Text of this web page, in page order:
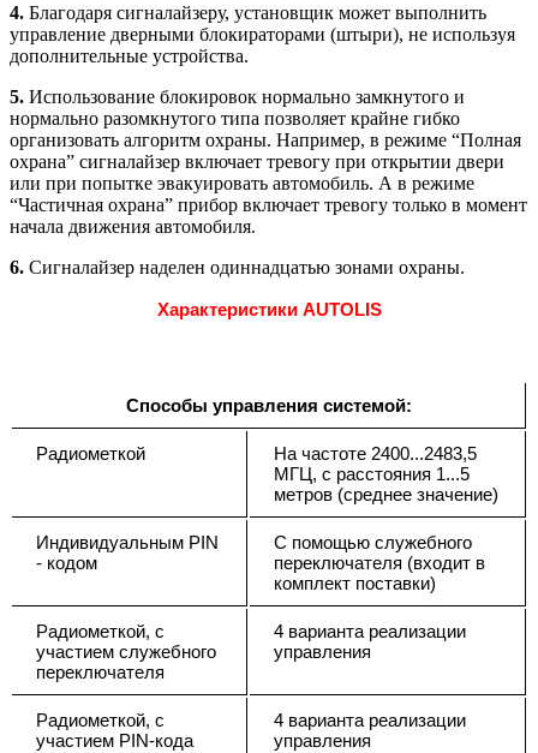
4. Благодаря сигналайзеру, установщик может выполнить
управление дверными блокираторами (штыри), не используя
дополнительные устройства.
5. Использование блокировок нормально замкнутого и
нормально разомкнутого типа позволяет крайне гибко
организовать алгоритм охраны. Например, в режиме “Полная
охрана” сигналайзер включает тревогу при открытии двери
или при попытке эвакуировать автомобиль. А в режиме
“Частичная охрана” прибор включает тревогу только в момент
начала движения автомобиля.
6. Сигналайзер наделен одиннадцатью зонами охраны.
Характеристики AUTOLIS
Способы управления системой:
Радиометкой
На частоте 2400...2483,5
МГЦ, с расстояния 1...5
метров (среднее значение)
Индивидуальным PIN
- кодом
С помощью служебного
переключателя (входит в
комплект поставки)
Радиометкой, с
участием служебного
переключателя
4 варианта реализации
управления
Радиометкой, с
участием PIN-кода
4 варианта реализации
управления